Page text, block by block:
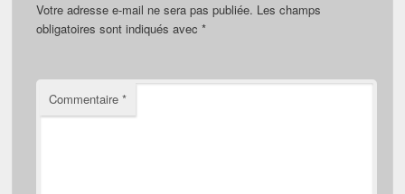
Votre adresse e-mail ne sera pas publiée. Les champs
obligatoires sont indiqués avec*
Commentaire*